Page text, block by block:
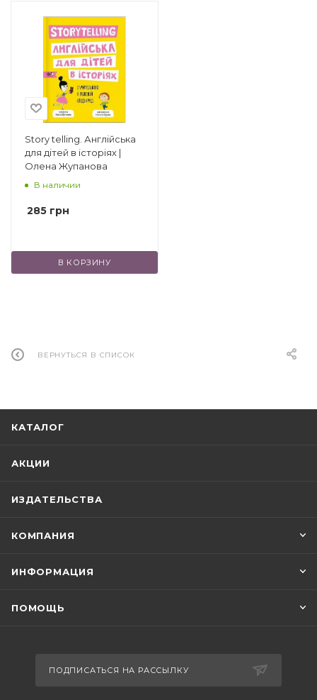
взрослых. Бестселлерами издательства
являются книги: «Хто живе в тобі», «Крута
математика», «Крута фізика», «Не-мов-ля» и
другие.
Story telling. Англійська
для дітей в історіях |
Олена Жупанова
В наличии
285 грн
В КОРЗИНУ
ВЕРНУТЬСЯ В СПИСОК
КАТАЛОГ
АКЦИИ
ИЗДАТЕЛЬСТВА
КОМПАНИЯ
ИНФОРМАЦИЯ
ПОМОЩЬ
ПОДПИСАТЬСЯ НА РАССЫЛКУ